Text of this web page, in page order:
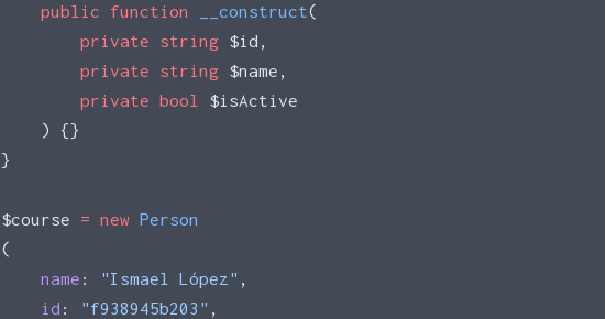
    public
function __construct(
        private
string $id,
        private
string $name,
        private
bool
$isActive
    ) {}
}
$course = new Person
(
    name
: "Ismael López" ,
    id
: "f938945b203" ,